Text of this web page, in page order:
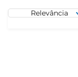
Relevância
carne